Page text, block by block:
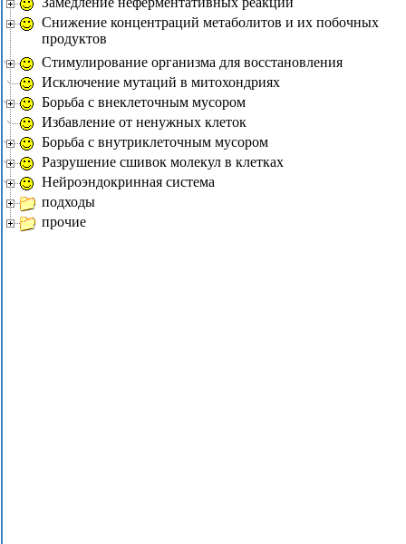
Снижение концентраций метаболитов и их побочных
продуктов
Стимулирование организма для восстановления
Исключение мутаций в митохондриях
Борьба с внеклеточным мусором
Избавление от ненужных клеток
Борьба с внутриклеточным мусором
Разрушение сшивок молекул в клетках
Нейроэндокринная система
подходы
прочие